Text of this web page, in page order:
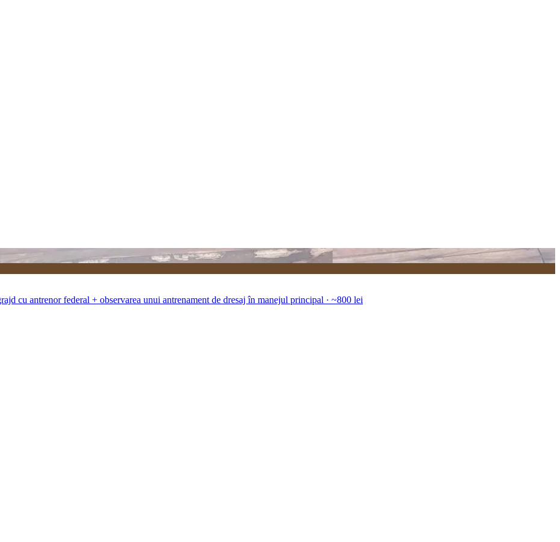
cu antrenor federal + observarea unui antrenament de dresaj în manejul principal · ~800 lei